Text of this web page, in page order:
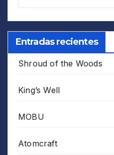
Entradas recientes
Shroud of the Woods
King’s Well
MOBU
Atomcraft